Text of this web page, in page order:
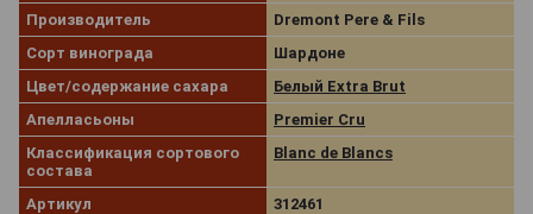
Производитель
Dremont Pere & Fils
Сорт винограда
Шардоне
Цвет/содержание сахара
Белый Extra Brut
Апелласьоны
Premier Cru
Классификация сортового
состава
Blanc de Blancs
Артикул
312461